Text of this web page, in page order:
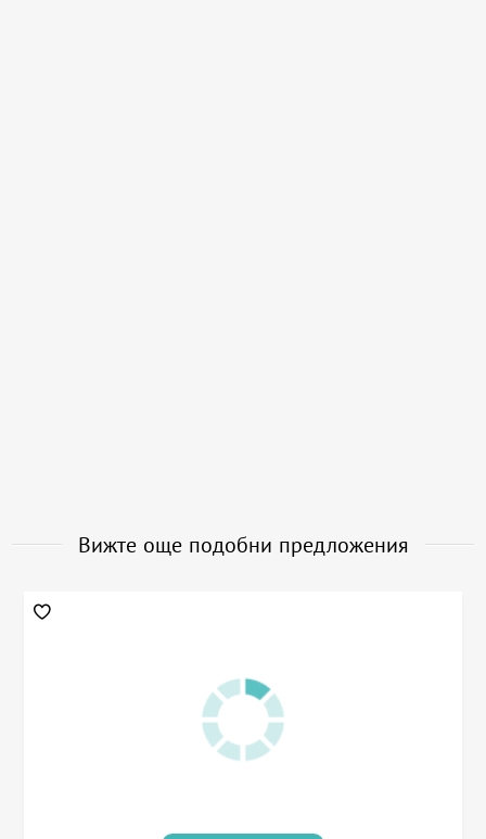
Вижте още подобни предложения